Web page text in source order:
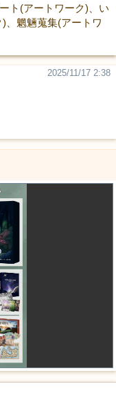
ト(アートワーク)、い
、魍魎蒐集(アートワ
2025/11/17 2:38